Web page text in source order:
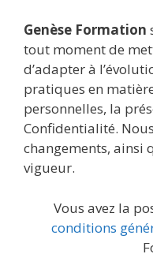
Genèse Formation
tout moment de
d’adapter à
pratiques en
personnelles, la
Confidentialité.
changements, ainsi
vigueur.
Vous avez la
conditions